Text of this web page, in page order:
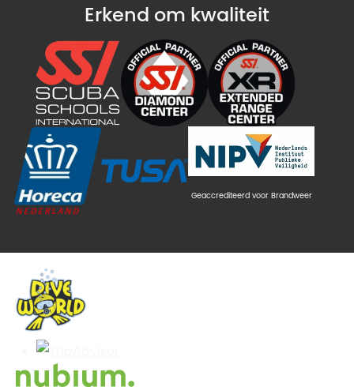
Erkend om kwaliteit
Geaccrediteerd voor Brandweer